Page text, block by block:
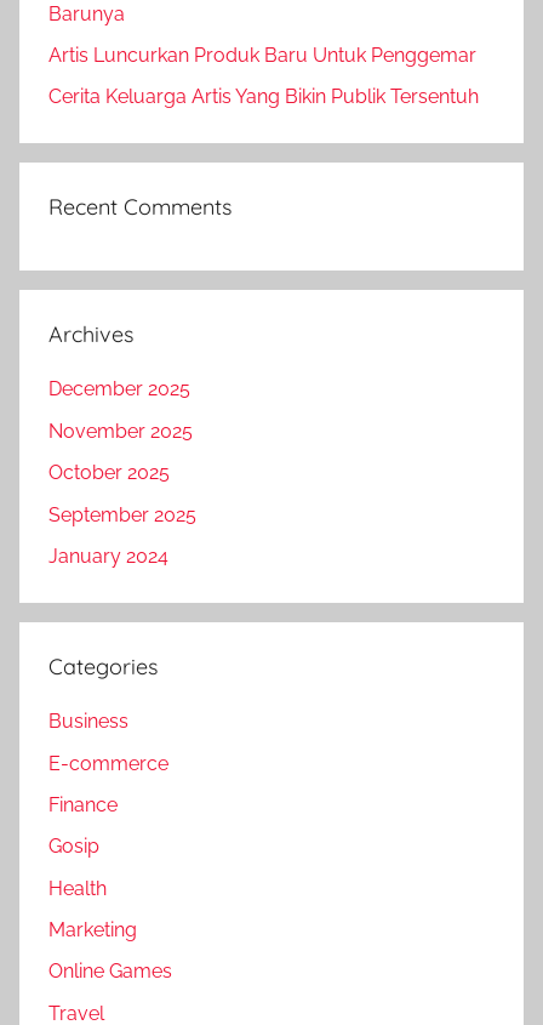
Barunya
Artis Luncurkan Produk Baru Untuk Penggemar
Cerita Keluarga Artis Yang Bikin Publik Tersentuh
Recent Comments
Archives
December 2025
November 2025
October 2025
September 2025
January 2024
Categories
Business
E-commerce
Finance
Gosip
Health
Marketing
Online Games
Travel